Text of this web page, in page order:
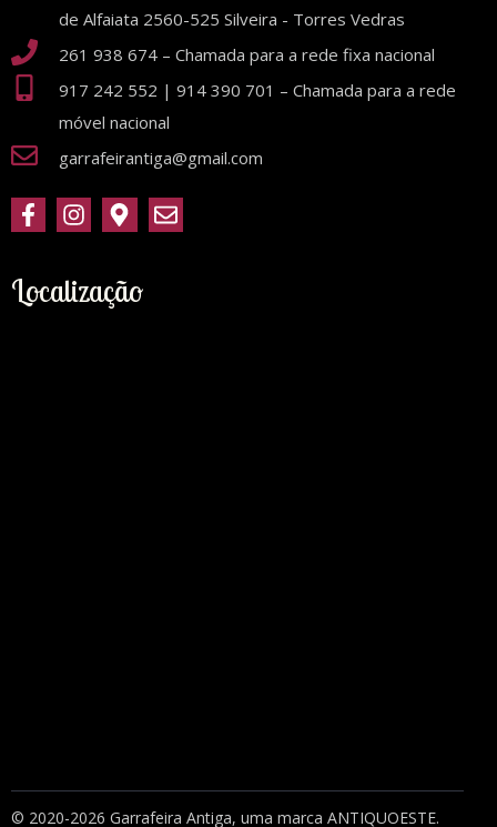
de Alfaiata 2560-525 Silveira - Torres Vedras
261 938 674 – Chamada para a rede fixa nacional
917 242 552 | 914 390 701 – Chamada para a rede
móvel nacional
garrafeirantiga@gmail.com
Localização
© 2020-2026 Garrafeira Antiga, uma marca ANTIQUOESTE.